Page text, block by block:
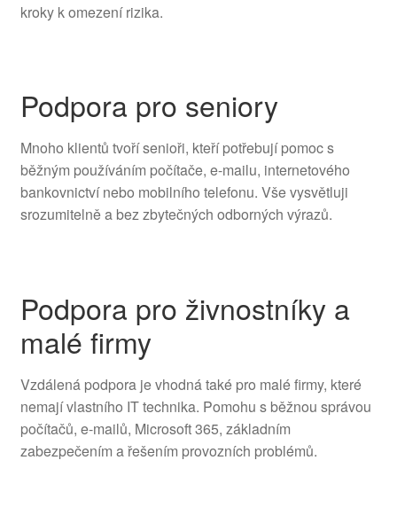
kroky k omezení rizika.
Podpora pro seniory
Mnoho klientů tvoří senioři, kteří potřebují pomoc s
běžným používáním počítače, e-mailu, internetového
bankovnictví nebo mobilního telefonu. Vše vysvětluji
srozumitelně a bez zbytečných odborných výrazů.
Podpora pro živnostníky a
malé firmy
Vzdálená podpora je vhodná také pro malé firmy, které
nemají vlastního IT technika. Pomohu s běžnou správou
počítačů, e-mailů, Microsoft 365, základním
zabezpečením a řešením provozních problémů.